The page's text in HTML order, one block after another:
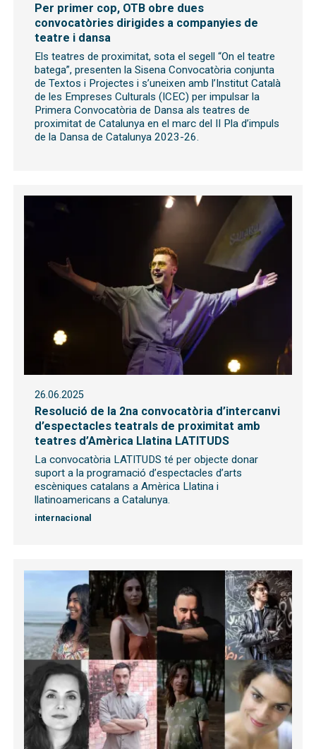
Per primer cop, OTB obre dues
convocatòries dirigides a companyies de
teatre i dansa
Els teatres de proximitat, sota el segell “On el teatre
batega”, presenten la Sisena Convocatòria conjunta
de Textos i Projectes i s’uneixen amb l’Institut Català
de les Empreses Culturals (ICEC) per impulsar la
Primera Convocatòria de Dansa als teatres de
proximitat de Catalunya en el marc del II Pla d’impuls
de la Dansa de Catalunya 2023-26.
26.06.2025
Resolució de la 2na convocatòria d’intercanvi
d’espectacles teatrals de proximitat amb
teatres d’Amèrica Llatina LATITUDS
La convocatòria LATITUDS té per objecte donar
suport a la programació d’espectacles d’arts
escèniques catalans a Amèrica Llatina i
llatinoamericans a Catalunya.
internacional